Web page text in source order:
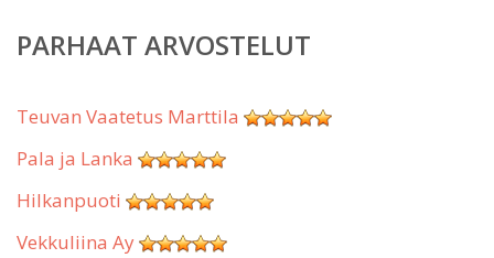
PARHAAT ARVOSTELUT
Teuvan Vaatetus Marttila
Pala ja Lanka
Hilkanpuoti
Vekkuliina Ay